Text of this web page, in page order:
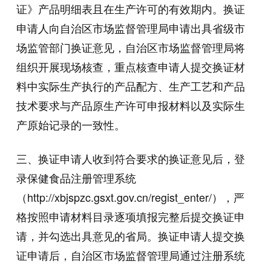
证》产品明细表且在生产许可的有效期内。换证
申请人向自治区市场监督管理局申请出具省级市
场监管部门换证意见，自治区市场监督管理局将
组织开展现场核查，重点核查申请人提交换证材
料中实际生产执行的产品配方、生产工艺和产品
技术要求与产品原生产许可申报材料以及实际生
产原始记录的一致性。
三、换证申请人收到符合要求的换证意见后，登
录保健食品注册管理系统
（http://xbjspzc.gsxt.gov.cn/regist_enter/），严
格按照申请材料目录逐项填报完整后提交换证申
请，并勾选出具意见的省局。换证申请人提交换
证申请后，自治区市场监督管理局通过注册系统